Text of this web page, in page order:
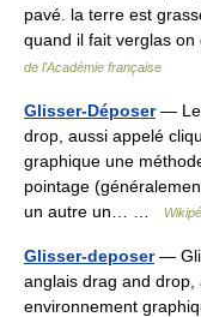
pavé. la terre est
quand il fait verglas
de l'Académie française
Glisser-Déposer— Le
drop, aussi appelé
graphique une
pointage
un autre un… …
Glisser-deposer—
anglais drag and drop,
environnement